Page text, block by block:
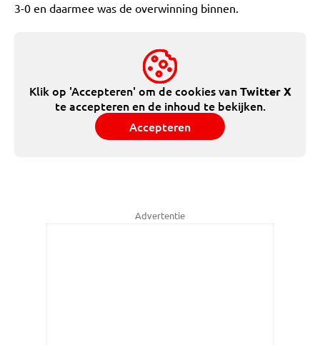
3-0 en daarmee was de overwinning binnen.
Klik op 'Accepteren' om de cookies vanTwitter X
te accepteren en de inhoud te bekijken.
Accepteren
Advertentie